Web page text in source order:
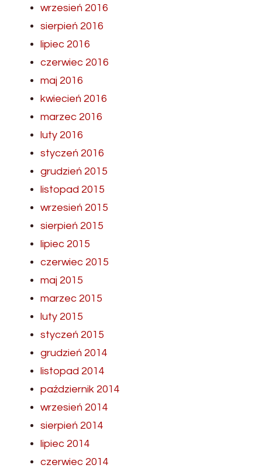
wrzesień 2016
sierpień 2016
lipiec 2016
czerwiec 2016
maj 2016
kwiecień 2016
marzec 2016
luty 2016
styczeń 2016
grudzień 2015
listopad 2015
wrzesień 2015
sierpień 2015
lipiec 2015
czerwiec 2015
maj 2015
marzec 2015
luty 2015
styczeń 2015
grudzień 2014
listopad 2014
październik 2014
wrzesień 2014
sierpień 2014
lipiec 2014
czerwiec 2014